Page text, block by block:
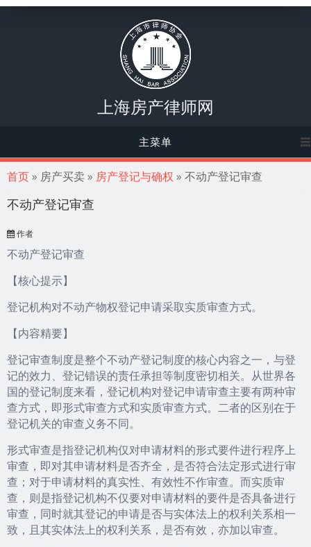
上海房产律师网
主菜单
你在这里
首页» 房产买卖 » 房产登记与确权 » 不动产登记审查
不动产登记审查
作者
不动产登记审查
【核心提示】
登记机构对不动产物权登记申请采取实质审查方式。
【内容精要】
登记审查制度是整个不动产登记制度的核心内容之一，与登
记的效力、登记错误的责任承担等制度密切相关。从世界各
国的登记制度来看，登记机构对登记申请审查主要有两种审
查方式，即形式审查方式和实质审查方式。二者的区别在于
登记机关的审查义务不同。
形式审查是指登记机构仅对申请材料的形式要件进行程序上
审查，即对其申请材料是否齐全，是否符合法定形式进行审
查；对于申请材料的真实性、有效性不作审查。而实质审
查，则是指登记机构不仅要对申请材料的要件是否具备进行
审查，同时就其登记的申请是否与实体法上的权利关系相一
致，且其实体法上的权利关系，是否有效，亦加以审查。